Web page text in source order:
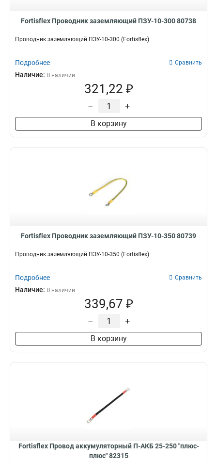
Fortisflex Проводник заземляющий ПЗУ-10-300 80738
Проводник заземляющий ПЗУ-10-300 (Fortisflex)
Подробнее Сравнить
Наличие: В наличии
321,22 ₽
– +
В корзину
Fortisflex Проводник заземляющий ПЗУ-10-350 80739
Проводник заземляющий ПЗУ-10-350 (Fortisflex)
Подробнее Сравнить
Наличие: В наличии
339,67 ₽
– +
В корзину
Fortisflex Провод аккумуляторный П-АКБ 25-250 "плюс-
плюс" 82315